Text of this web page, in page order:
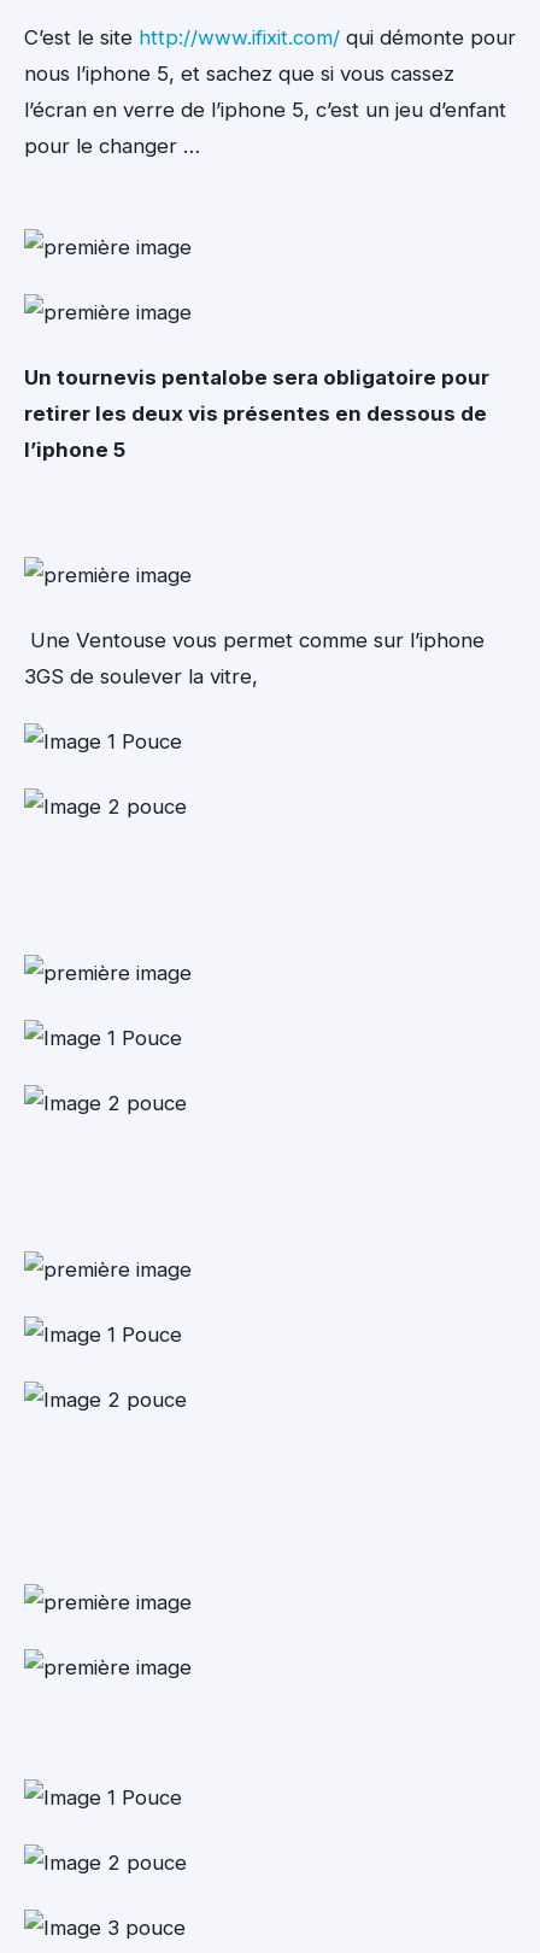
C’est le site http://www.ifixit.com/ qui démonte pour
nous l’iphone 5, et sachez que si vous cassez
l’écran en verre de l’iphone 5, c’est un jeu d’enfant
pour le changer …
Un tournevis pentalobe sera obligatoire pour
retirer les deux vis présentes en dessous de
l’iphone 5
Une Ventouse vous permet comme sur l’iphone
3GS de soulever la vitre,